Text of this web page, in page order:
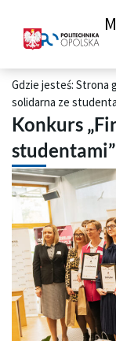
Gdzie jesteś: Strona
solidarna ze
Konkurs